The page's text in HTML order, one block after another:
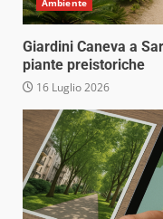
Ambiente
Giardini Caneva a
piante preistoriche
16 Luglio 2026